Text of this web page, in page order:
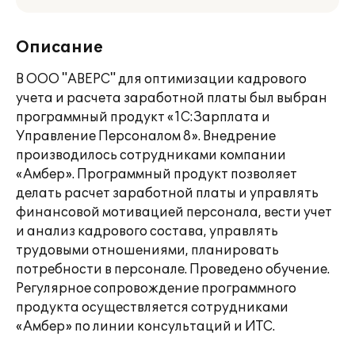
Описание
В ООО "АВЕРС" для оптимизации кадрового
учета и расчета заработной платы был выбран
программный продукт «1С:Зарплата и
Управление Персоналом 8». Внедрение
производилось сотрудниками компании
«Амбер». Программный продукт позволяет
делать расчет заработной платы и управлять
финансовой мотивацией персонала, вести учет
и анализ кадрового состава, управлять
трудовыми отношениями, планировать
потребности в персонале. Проведено обучение.
Регулярное сопровождение программного
продукта осуществляется сотрудниками
«Амбер» по линии консультаций и ИТС.